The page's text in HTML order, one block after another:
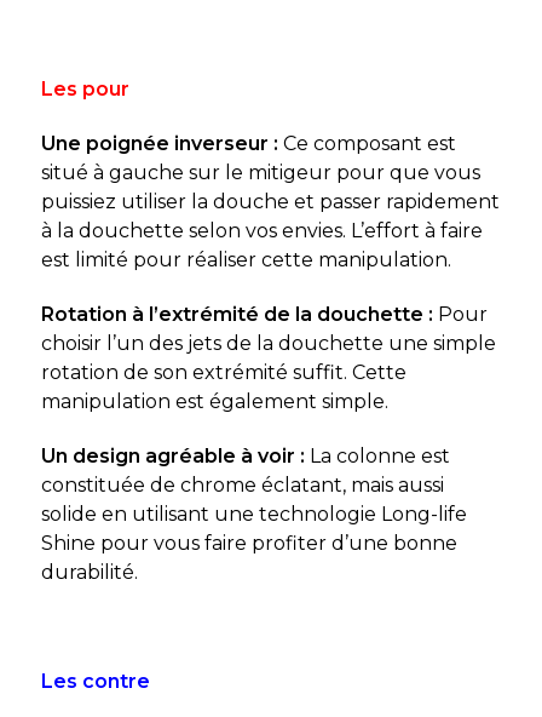
Les pour
Une poignée inverseur : Ce composant est
situé à gauche sur le mitigeur pour que vous
puissiez utiliser la douche et passer rapidement
à la douchette selon vos envies. L’effort à faire
est limité pour réaliser cette manipulation.
Rotation à l’extrémité de la douchette : Pour
choisir l’un des jets de la douchette une simple
rotation de son extrémité suffit. Cette
manipulation est également simple.
Un design agréable à voir : La colonne est
constituée de chrome éclatant, mais aussi
solide en utilisant une technologie Long-life
Shine pour vous faire profiter d’une bonne
durabilité.
Les contre